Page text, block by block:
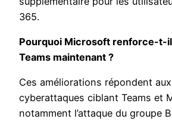
365.
Pourquoi Microsoft renforce-t-
Teams maintenant ?
Ces améliorations répondent
cyberattaques ciblant Teams et
notamment l’attaque du groupe